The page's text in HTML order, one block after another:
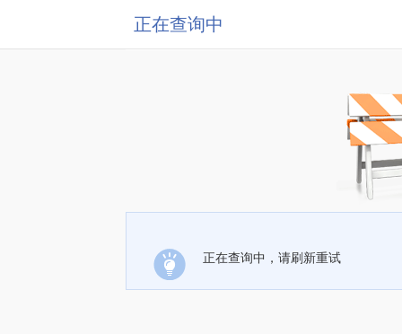
正在查询中
正在查询中，请刷新重试